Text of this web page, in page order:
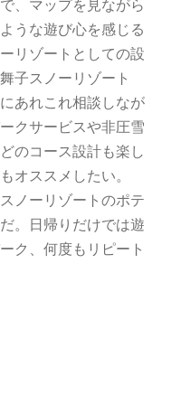
、マップを見ながら
うな遊び心を感じる
リゾートとしての設
子スノーリゾート
あれこれ相談しなが
クサービスや非圧雪
のコース設計も楽し
オススメしたい。
ノーリゾートのポテ
。日帰りだけでは遊
ク、何度もリピート